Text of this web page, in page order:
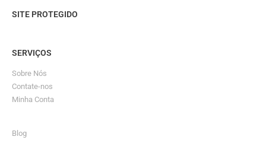
SITE PROTEGIDO
SERVIÇOS
Sobre Nós
Contate-nos
Minha Conta
Blog